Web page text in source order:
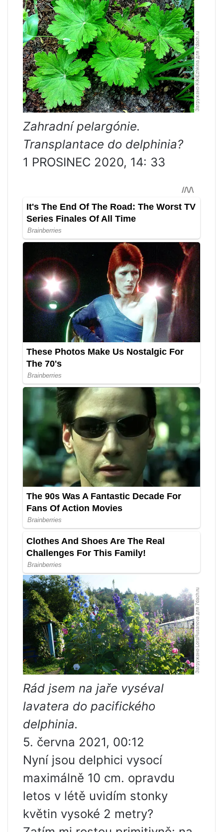
Zahradní pelargónie.
Transplantace do delphinia?
1 PROSINEC 2020, 14: 33
Rád jsem na jaře vyséval
lavatera do pacifického
delphinia.
5. června 2021, 00:12
Nyní jsou delphici vysocí
maximálně 10 cm. opravdu
letos v létě uvidím stonky
květin vysoké 2 metry?